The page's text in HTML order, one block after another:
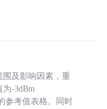
围及影响因素，重
为-3dBm
参考值表格。同时